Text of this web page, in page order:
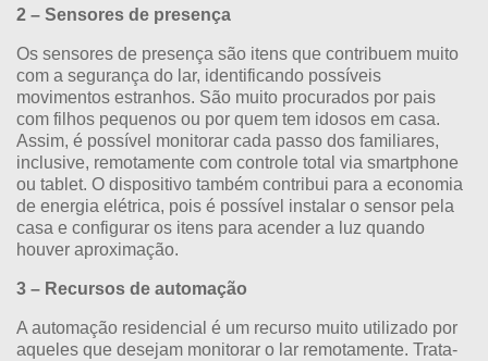
2 – Sensores de presença
Os sensores de presença são itens que contribuem muito
com a segurança do lar, identificando possíveis
movimentos estranhos. São muito procurados por pais
com filhos pequenos ou por quem tem idosos em casa.
Assim, é possível monitorar cada passo dos familiares,
inclusive, remotamente com controle total via smartphone
ou tablet. O dispositivo também contribui para a economia
de energia elétrica, pois é possível instalar o sensor pela
casa e configurar os itens para acender a luz quando
houver aproximação.
3 – Recursos de automação
A automação residencial é um recurso muito utilizado por
aqueles que desejam monitorar o lar remotamente. Trata-